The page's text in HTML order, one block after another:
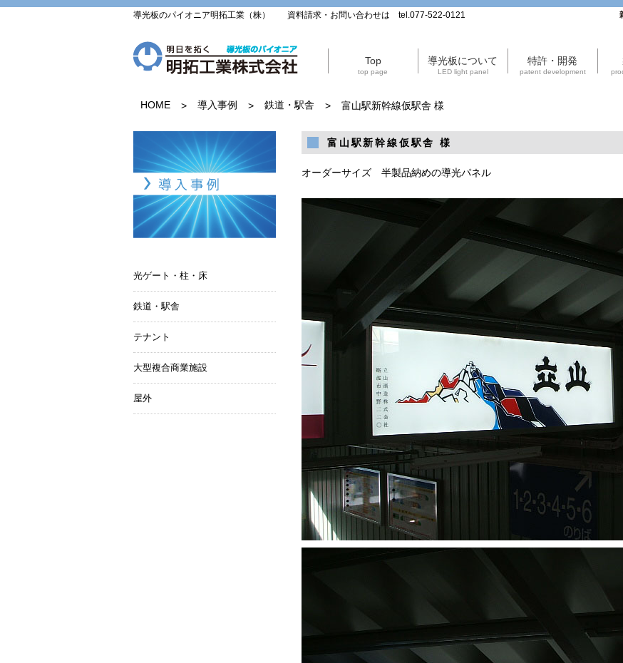
導光板のパイオニア明拓工業（株） 資料請求・お問い合わせは tel.077-522-0121
Top
top page
導光板について
LED light panel
特許・開発
patent development
HOME > 導入事例 > 鉄道・駅舎 > 富山駅新幹線仮駅舎 様
富山駅新幹線仮駅舎 様
オーダーサイズ 半製品納めの導光パネル
光ゲート・柱・床
鉄道・駅舎
テナント
大型複合商業施設
屋外